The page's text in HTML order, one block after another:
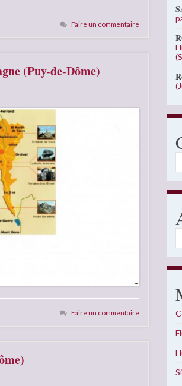
Faire un commentaire
(Puy-de-Dôme)
Faire un commentaire